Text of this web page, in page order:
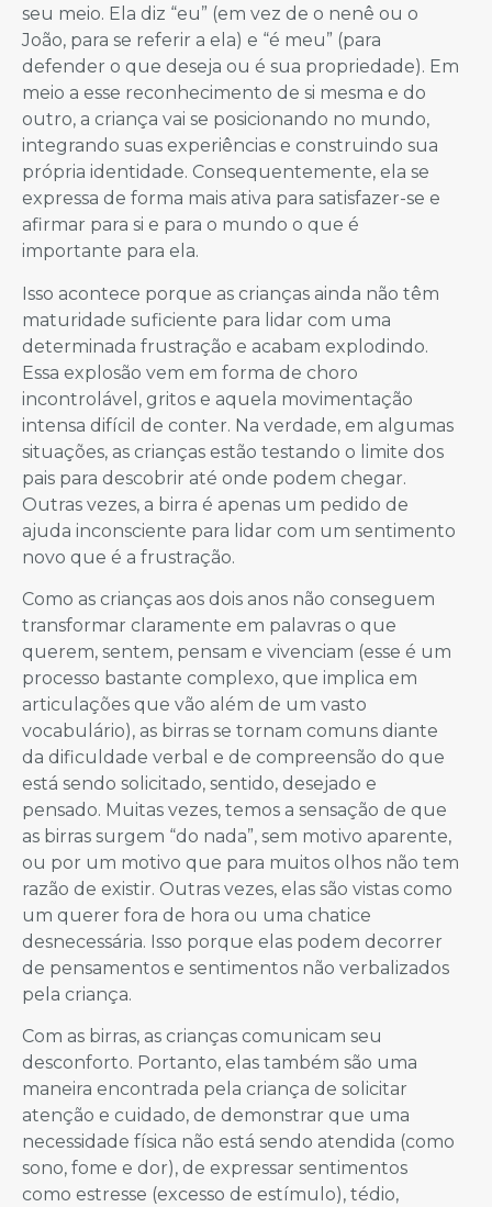
seu meio. Ela diz “eu” (em vez de o nenê ou o
João, para se referir a ela) e “é meu” (para
defender o que deseja ou é sua propriedade). Em
meio a esse reconhecimento de si mesma e do
outro, a criança vai se posicionando no mundo,
integrando suas experiências e construindo sua
própria identidade. Consequentemente, ela se
expressa de forma mais ativa para satisfazer-se e
afirmar para si e para o mundo o que é
importante para ela.
Isso acontece porque as crianças ainda não têm
maturidade suficiente para lidar com uma
determinada frustração e acabam explodindo.
Essa explosão vem em forma de choro
incontrolável, gritos e aquela movimentação
intensa difícil de conter. Na verdade, em algumas
situações, as crianças estão testando o limite dos
pais para descobrir até onde podem chegar.
Outras vezes, a birra é apenas um pedido de
ajuda inconsciente para lidar com um sentimento
novo que é a frustração.
Como as crianças aos dois anos não conseguem
transformar claramente em palavras o que
querem, sentem, pensam e vivenciam (esse é um
processo bastante complexo, que implica em
articulações que vão além de um vasto
vocabulário), as birras se tornam comuns diante
da dificuldade verbal e de compreensão do que
está sendo solicitado, sentido, desejado e
pensado. Muitas vezes, temos a sensação de que
as birras surgem “do nada”, sem motivo aparente,
ou por um motivo que para muitos olhos não tem
razão de existir. Outras vezes, elas são vistas como
um querer fora de hora ou uma chatice
desnecessária. Isso porque elas podem decorrer
de pensamentos e sentimentos não verbalizados
pela criança.
Com as birras, as crianças comunicam seu
desconforto. Portanto, elas também são uma
maneira encontrada pela criança de solicitar
atenção e cuidado, de demonstrar que uma
necessidade física não está sendo atendida (como
sono, fome e dor), de expressar sentimentos
como estresse (excesso de estímulo), tédio,